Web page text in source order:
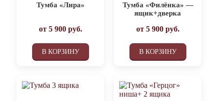
Тумба «Лира»
от 5 900руб.
В КОРЗИНУ
Тумба «Филёнка» —
ящик+дверка
от 5 900руб.
В КОРЗИНУ